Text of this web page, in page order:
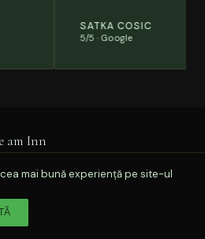
SATKA COSIC
5/5 · Google
am Inn
mai bună experiență pe site-ul